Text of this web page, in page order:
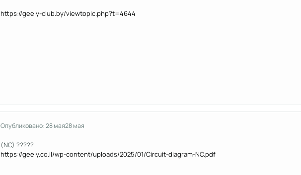
https://geely-club.by/viewtopic.php?t=4644
Опубликовано:28 мая28 мая
(NC) ?????
https://geely.co.il/wp-content/uploads/2025/01/Circuit-diagram-NC.pdf